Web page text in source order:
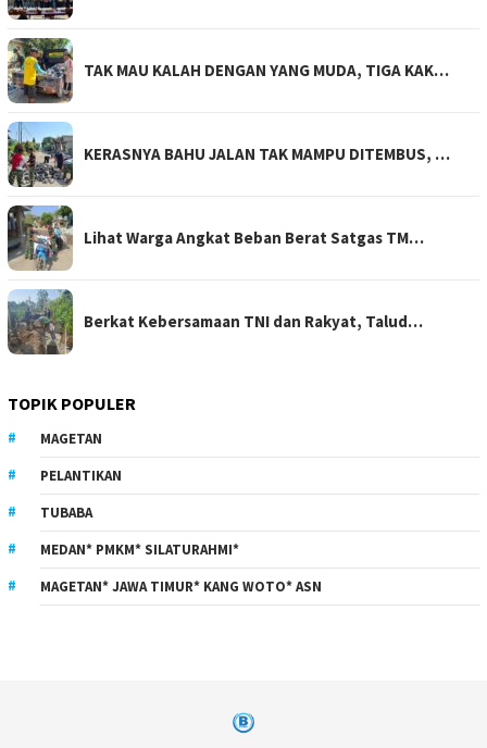
TAK MAU KALAH DENGAN YANG MUDA, TIGA KAK…
KERASNYA BAHU JALAN TAK MAMPU DITEMBUS, …
Lihat Warga Angkat Beban Berat Satgas TM…
Berkat Kebersamaan TNI dan Rakyat, Talud…
TOPIK POPULER
MAGETAN
PELANTIKAN
TUBABA
MEDAN* PMKM* SILATURAHMI*
MAGETAN* JAWA TIMUR* KANG WOTO* ASN